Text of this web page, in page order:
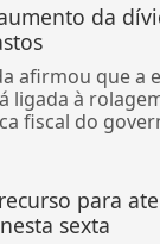
da
afirmou que a
ligada à
fiscal do
para
sexta